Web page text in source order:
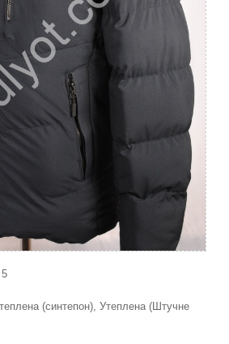
(синтепон), Утеплена (Штучне